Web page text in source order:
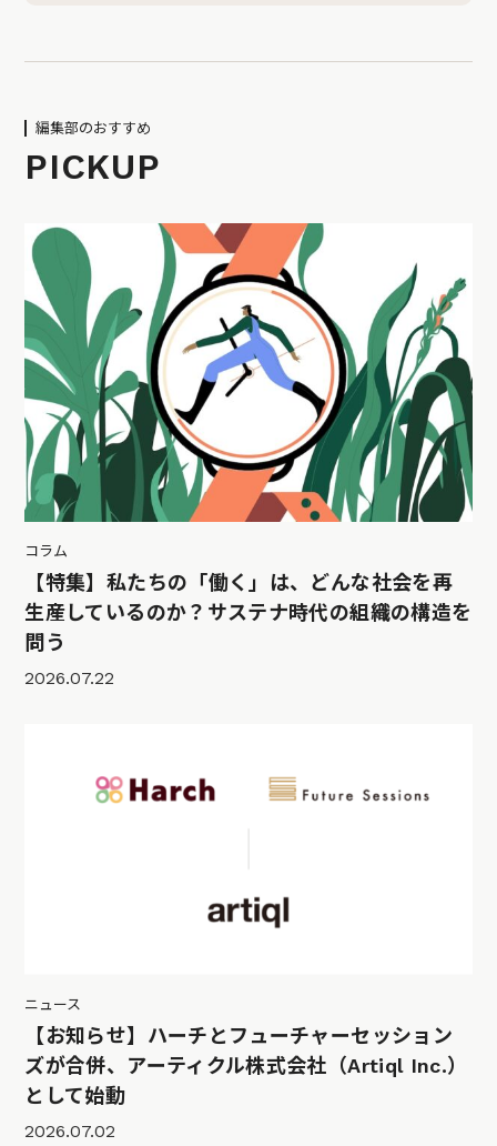
編集部のおすすめ
PICKUP
コラム
【特集】私たちの「働く」は、どんな社会を再
生産しているのか？サステナ時代の組織の構造を
問う
2026.07.22
ニュース
【お知らせ】ハーチとフューチャーセッション
ズが合併、アーティクル株式会社（Artiql Inc.）
として始動
2026.07.02